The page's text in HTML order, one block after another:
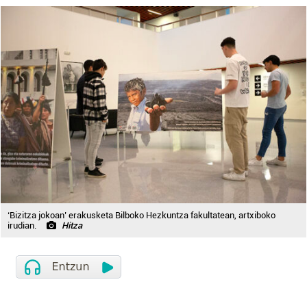
‘Bizitza jokoan’ erakusketa Bilboko Hezkuntza fakultatean, artxiboko
irudian.
Hitza